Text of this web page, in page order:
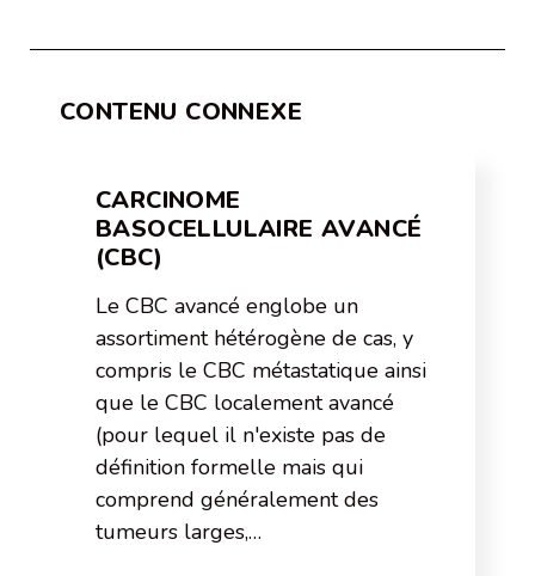
CONTENU CONNEXE
CARCINOME
BASOCELLULAIRE AVANCÉ
(CBC)
Le CBC avancé englobe un
assortiment hétérogène de cas, y
compris le CBC métastatique ainsi
que le CBC localement avancé
(pour lequel il n'existe pas de
définition formelle mais qui
comprend généralement des
tumeurs larges,…